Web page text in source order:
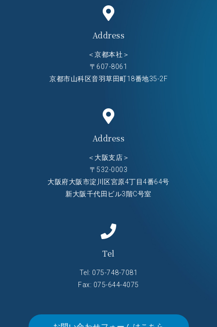
Address
＜京都本社＞
〒607-8061
京都市山科区音羽草田町18番地35-2F
Address
＜大阪支店＞
〒532-0003
大阪府大阪市淀川区宮原4丁目4番64号
新大阪千代田ビル3階C号室
Tel
Tel: 075-748-7081
Fax: 075-644-4075